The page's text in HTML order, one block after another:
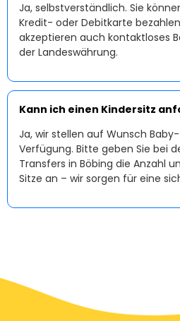
Ja, selbstverständlich. Sie
Kredit- oder Debitkarte
akzeptieren auch kontaktloses
der Landeswährung.
Kann ich einen Kindersitz
Ja, wir stellen auf Wunsch
Verfügung. Bitte geben Sie bei
Transfers in Böbing die Anzahl
Sitze an – wir sorgen für eine